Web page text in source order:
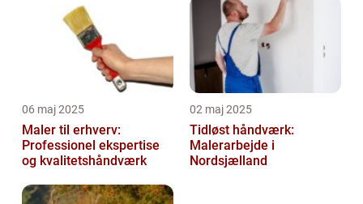
06 maj 2025
Maler til erhverv:
Professionel ekspertise
og kvalitetshåndværk
02 maj 2025
Tidløst håndværk:
Malerarbejde i
Nordsjælland